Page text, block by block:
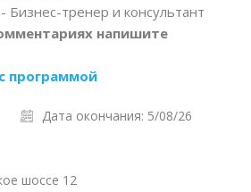
Бизнес-тренер и консультант
напишите
программой
Дата окончания: 5/08/26
шоссе 12